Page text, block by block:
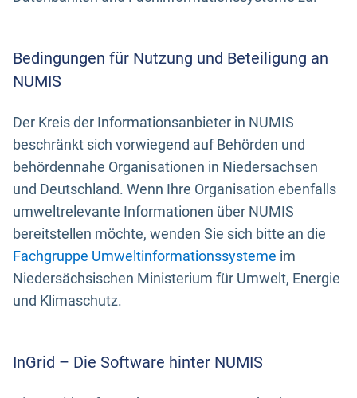
Bedingungen für Nutzung und Beteiligung an
NUMIS
Der Kreis der Informationsanbieter in NUMIS
beschränkt sich vorwiegend auf Behörden und
behördennahe Organisationen in Niedersachsen
und Deutschland. Wenn Ihre Organisation ebenfalls
umweltrelevante Informationen über NUMIS
bereitstellen möchte, wenden Sie sich bitte an die
Fachgruppe Umweltinformationssysteme im
Niedersächsischen Ministerium für Umwelt, Energie
und Klimaschutz.
InGrid – Die Software hinter NUMIS